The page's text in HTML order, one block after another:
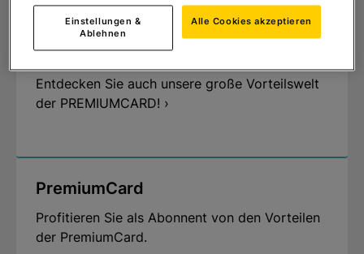
Preisvorteile für Abonnenten
Persönlicher Kundenservice
14 Tage Rückgaberecht
Entdecken Sie auch unsere große Vorteilswelt
der PREMIUMCARD! ›
PremiumCard
Profitieren Sie als Abonnent von den Vorteilen
der PremiumCard.
Einstellungen &
Ablehnen
Alle Cookies akzeptieren